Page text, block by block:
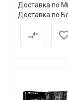
Доставка по
Доставка по